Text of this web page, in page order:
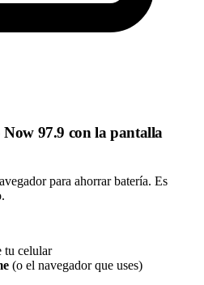
97.9 con la pantalla
para ahorrar batería. Es
tu celular
(o el navegador que uses)